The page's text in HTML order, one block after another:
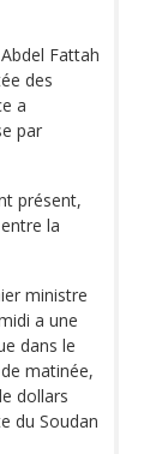
Fattah
des
a
par
présent,
la
ministre
a une
dans le
matinée,
dollars
du Soudan